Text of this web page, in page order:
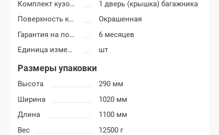
Комплект кузовных деталей
1 дверь (крышка) багажника
Поверхность крышки багажника
Окрашенная
Гарантия на покраску
6 месяцев
Единица измерения
шт
Размеры упаковки
Высота
290 мм
Ширина
1020 мм
Длина
1100 мм
Вес
12500 г